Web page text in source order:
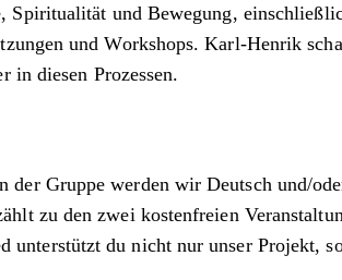
Spiritualität und Bewegung,
und Workshops. Karl-Henrik
in diesen Prozessen.
der Gruppe werden wir Deutsch und/
zu den zwei kostenfreien
unterstützt du nicht nur unser Projekt,